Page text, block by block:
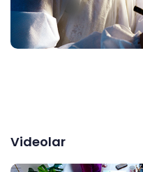
Videolar